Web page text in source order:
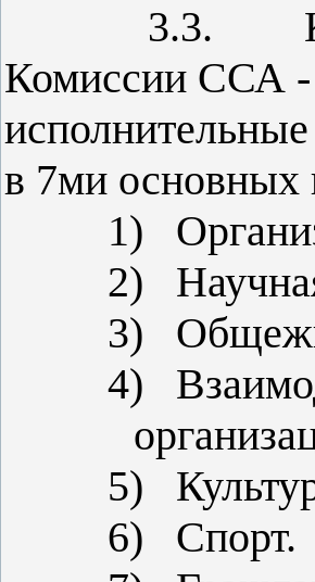
3.3.
Комиссии ССА -
в 7ми основных
1)
2)
3)
4)
5)
6)
Спорт.